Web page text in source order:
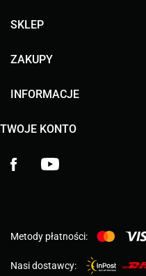
SKLEP
ZAKUPY
INFORMACJE
TWOJE KONTO
Facebook
Metody płatności:
Nasi dostawcy: